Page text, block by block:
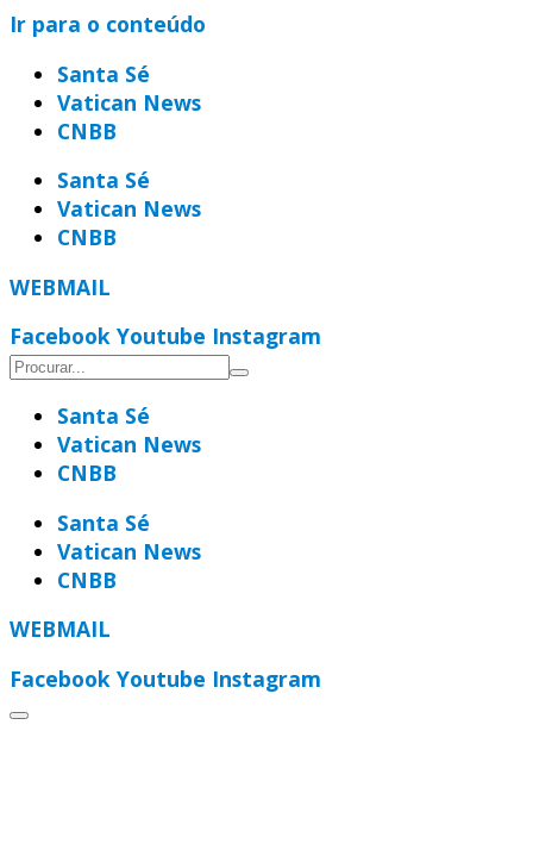
Ir para o conteúdo
Santa Sé
Vatican News
CNBB
Santa Sé
Vatican News
CNBB
WEBMAIL
Facebook Youtube Instagram
Santa Sé
Vatican News
CNBB
Santa Sé
Vatican News
CNBB
WEBMAIL
Facebook Youtube Instagram